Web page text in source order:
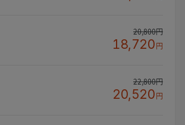
20,800円
18,720円
22,800円
20,520円